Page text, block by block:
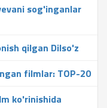
sog'inganlar
qilgan Dilso'z
filmlar: TOP-20
ko'rinishida